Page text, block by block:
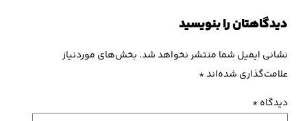
دیدگاهتان را بنویسید
نشانی ایمیل شما منتشر نخواهد شد. بخش‌های موردنیاز
علامت‌گذاری شده‌اند*
دیدگاه*